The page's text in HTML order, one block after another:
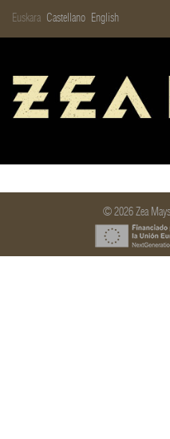
Euskara Castellano English
© 2026 Zea Mays |